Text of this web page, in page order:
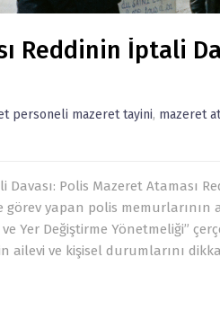
Reddinin İptali
personeli mazeret tayini, mazeret
Polis Mazeret Ataması
yapan polis memurlarının
Yer Değiştirme Yönetmeliği”
ailevi ve kişisel durumlarını